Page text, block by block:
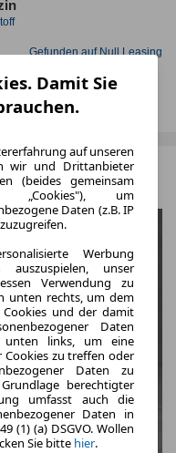
Gefunden auf Null Leasing
Damit Sie
auf unseren
wir und Drittanbieter
(beides gemeinsam
„Cookies"), um
Daten (z.B. IP
Werbung
auszuspielen, unser
Verwendung zu
unten rechts, um dem
und der damit
Daten
links, um eine
zu treffen oder
Daten zu
berechtigter
umfasst auch die
Daten in
(1) (a) DSGVO. Wollen
Sie bitte hier.